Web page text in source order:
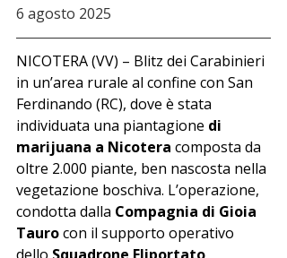
6 agosto 2025
NICOTERA (VV) – Blitz dei Carabinieri
in un’area rurale al confine con San
Ferdinando (RC), dove è stata
individuata una piantagione di
marijuana a Nicotera composta da
oltre 2.000 piante, ben nascosta nella
vegetazione boschiva. L’operazione,
condotta dalla Compagnia di Gioia
Tauro con il supporto operativo